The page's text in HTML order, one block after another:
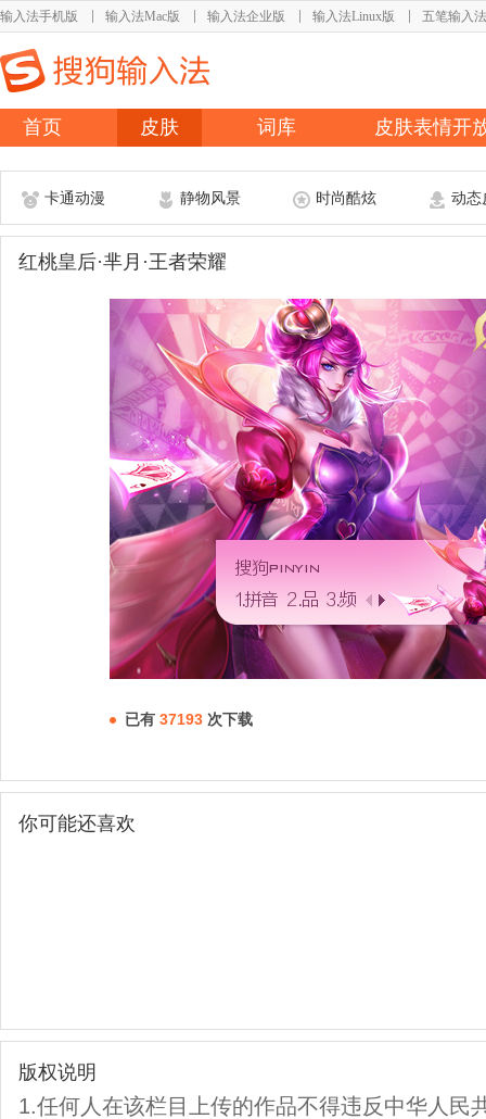
输入法手机版 输入法Mac版 输入法企业版 输入法Linux版 五笔输入法
首页 皮肤 词库 皮肤表情开
卡通动漫 静物风景 时尚酷炫 动态
红桃皇后·芈月·王者荣耀
已有 37193 次下载
你可能还喜欢
版权说明
1.任何人在该栏目上传的作品不得违反中华人民